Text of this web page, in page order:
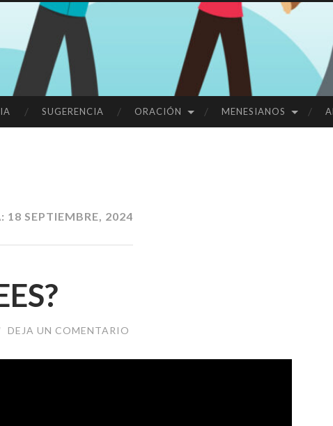
SUGERENCIA ORACIÓN MENESIANOS
18 SEPTIEMBRE, 2024
DEJA UN COMENTARIO